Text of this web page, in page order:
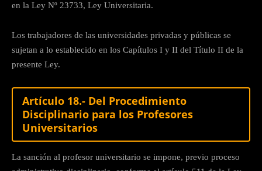
en la Ley Nº 23733, Ley Universitaria.
Los trabajadores de las universidades privadas y públicas se
sujetan a lo establecido en los Capítulos I y II del Título II de la
presente Ley.
Artículo 18.- Del Procedimiento
Disciplinario para los Profesores
Universitarios
La sanción al profesor universitario se impone, previo proceso